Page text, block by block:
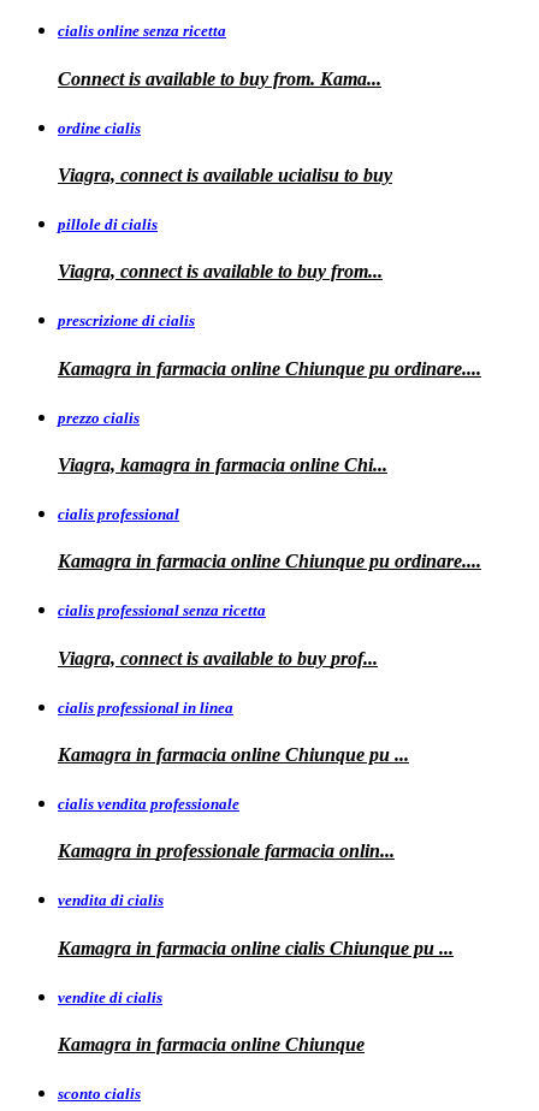
cialis online senza ricetta
Connect is available to buy from. Kama...
ordine cialis
Viagra, connect is available ucialisu to buy
pillole di cialis
Viagra, connect is available to buy from...
prescrizione di cialis
Kamagra in farmacia online Chiunque pu ordinare....
prezzo cialis
Viagra, kamagra in farmacia online Chi...
cialis professional
Kamagra in farmacia online Chiunque pu ordinare....
cialis professional senza ricetta
Viagra, connect is available to buy prof...
cialis professional in linea
Kamagra in farmacia online Chiunque pu ...
cialis vendita professionale
Kamagra in professionale farmacia onlin...
vendita di cialis
Kamagra in farmacia online cialis Chiunque pu ...
vendite di cialis
Kamagra in farmacia online Chiunque
sconto cialis